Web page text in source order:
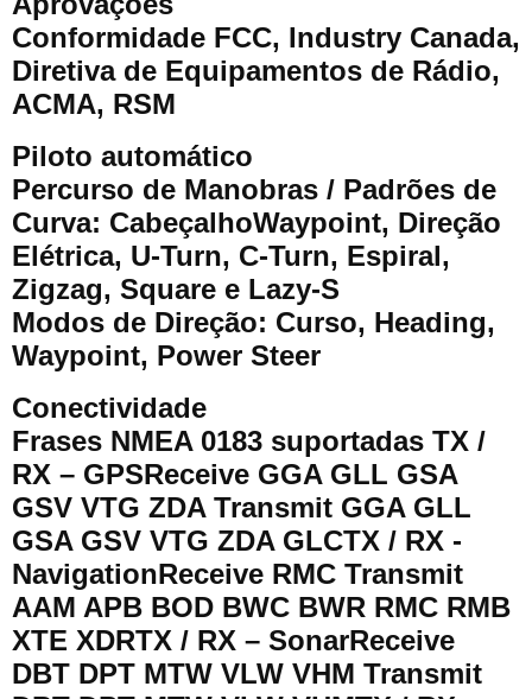
Conformidade FCC, Industry Canada,
Diretiva de Equipamentos de Rádio,
ACMA, RSM
Piloto automático
Percurso de Manobras / Padrões de
Curva: CabeçalhoWaypoint, Direção
Elétrica, U-Turn, C-Turn, Espiral,
Zigzag, Square e Lazy-S
Modos de Direção: Curso, Heading,
Waypoint, Power Steer
Conectividade
Frases NMEA 0183 suportadas TX /
RX – GPSReceive GGA GLL GSA
GSV VTG ZDA Transmit GGA GLL
GSA GSV VTG ZDA GLCTX / RX -
NavigationReceive RMC Transmit
AAM APB BOD BWC BWR RMC RMB
XTE XDRTX / RX – SonarReceive
DBT DPT MTW VLW VHM Transmit